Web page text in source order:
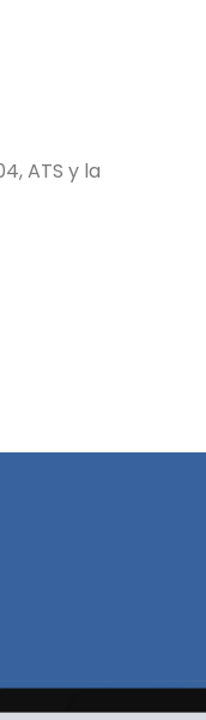
ATS y la